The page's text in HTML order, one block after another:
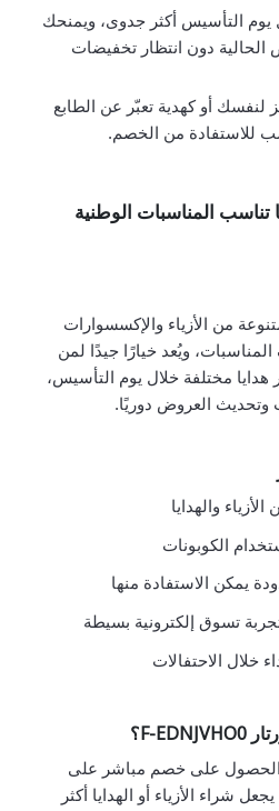
يوم التأسيس أكثر جدوى، ويمنحك
دون انتظار تخفيضات
أو كهدية تعبّر عن الطابع
للاستفادة من الخصم.
تناسب المناسبات الوطنية
من الأزياء والإكسسوارات
ويُعد خيارًا جيدًا لمن
مختلفة خلال يوم التأسيس،
وتحديث العروض دوريًا.
والهدايا
الكوبونات
يمكن الاستفادة منها
تسوق إلكترونية بسيطة
خلال الاحتفالات
F-EDNJVHO0؟
الحصول على خصم مباشر على
شراء الأزياء أو الهدايا أكثر